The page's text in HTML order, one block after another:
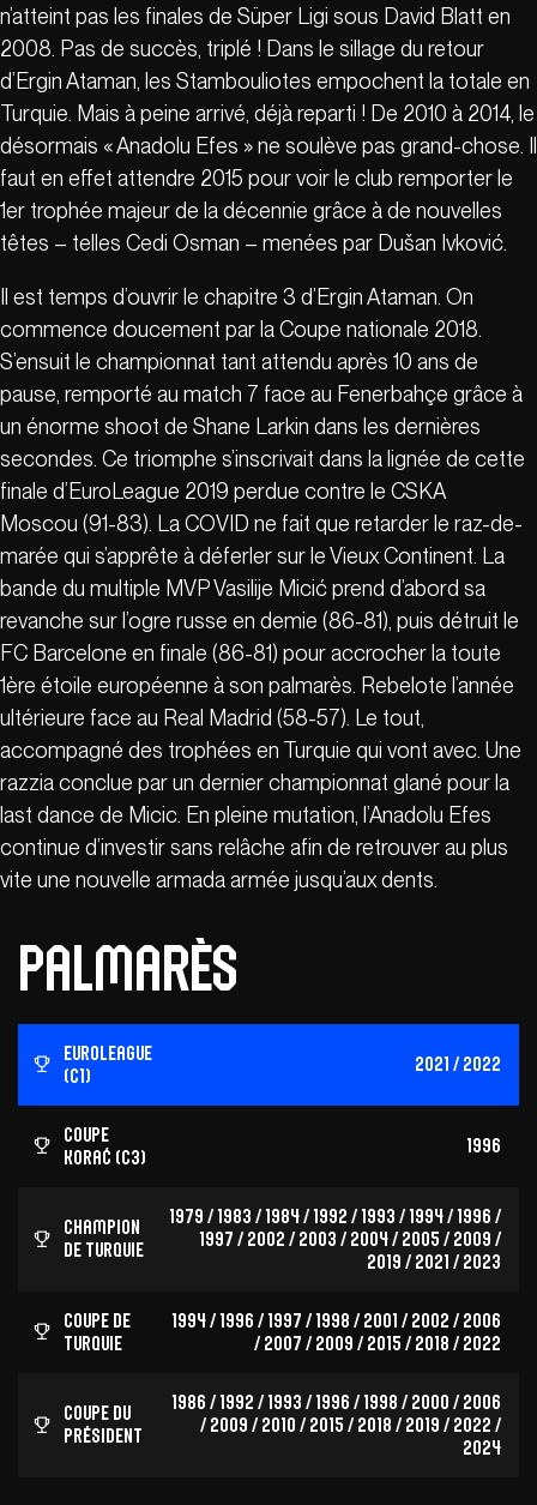
n’atteint pas les finales de Süper Ligi sous David Blatt en
2008. Pas de succès, triplé ! Dans le sillage du retour
d’Ergin Ataman, les Stambouliotes empochent la totale en
Turquie. Mais à peine arrivé, déjà reparti ! De 2010 à 2014, le
désormais « Anadolu Efes » ne soulève pas grand-chose. Il
faut en effet attendre 2015 pour voir le club remporter le
1er trophée majeur de la décennie grâce à de nouvelles
têtes – telles Cedi Osman – menées par Dušan Ivković.
Il est temps d’ouvrir le chapitre 3 d’Ergin Ataman. On
commence doucement par la Coupe nationale 2018.
S’ensuit le championnat tant attendu après 10 ans de
pause, remporté au match 7 face au Fenerbahçe grâce à
un énorme shoot de Shane Larkin dans les dernières
secondes. Ce triomphe s’inscrivait dans la lignée de cette
finale d’EuroLeague 2019 perdue contre le CSKA
Moscou (91-83). La COVID ne fait que retarder le raz-de-
marée qui s’apprête à déferler sur le Vieux Continent. La
bande du multiple MVP Vasilije Micić prend d’abord sa
revanche sur l’ogre russe en demie (86-81), puis détruit le
FC Barcelone en finale (86-81) pour accrocher la toute
1ère étoile européenne à son palmarès. Rebelote l’année
ultérieure face au Real Madrid (58-57). Le tout,
accompagné des trophées en Turquie qui vont avec. Une
razzia conclue par un dernier championnat glané pour la
last dance de Micic. En pleine mutation, l’Anadolu Efes
continue d’investir sans relâche afin de retrouver au plus
vite une nouvelle armada armée jusqu’aux dents.
palmarès
EuroLeague
(C1)
2021 / 2022
Coupe
Korać (C3)
1996
Champion
de Turquie
1979 / 1983 / 1984 / 1992 / 1993 / 1994 / 1996 /
1997 / 2002 / 2003 / 2004 / 2005 / 2009 /
2019 / 2021 / 2023
Coupe de
Turquie
1994 / 1996 / 1997 / 1998 / 2001 / 2002 / 2006
/ 2007 / 2009 / 2015 / 2018 / 2022
Coupe du
président
1986 / 1992 / 1993 / 1996 / 1998 / 2000 / 2006
/ 2009 / 2010 / 2015 / 2018 / 2019 / 2022 /
2024